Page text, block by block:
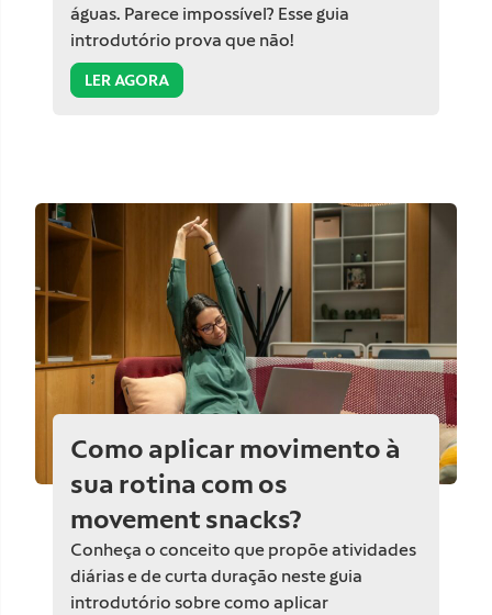
águas. Parece impossível? Esse guia
introdutório prova que não!
LER AGORA
Como aplicar movimento à
sua rotina com os
movement snacks?
Conheça o conceito que propõe atividades
diárias e de curta duração neste guia
introdutório sobre como aplicar